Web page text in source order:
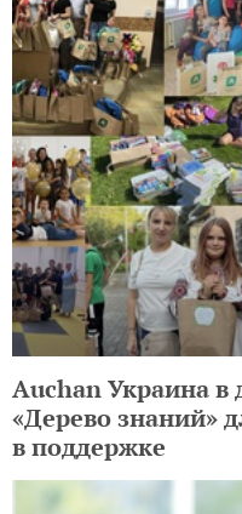
Auchan Украина в
«Дерево знаний»
в поддержке